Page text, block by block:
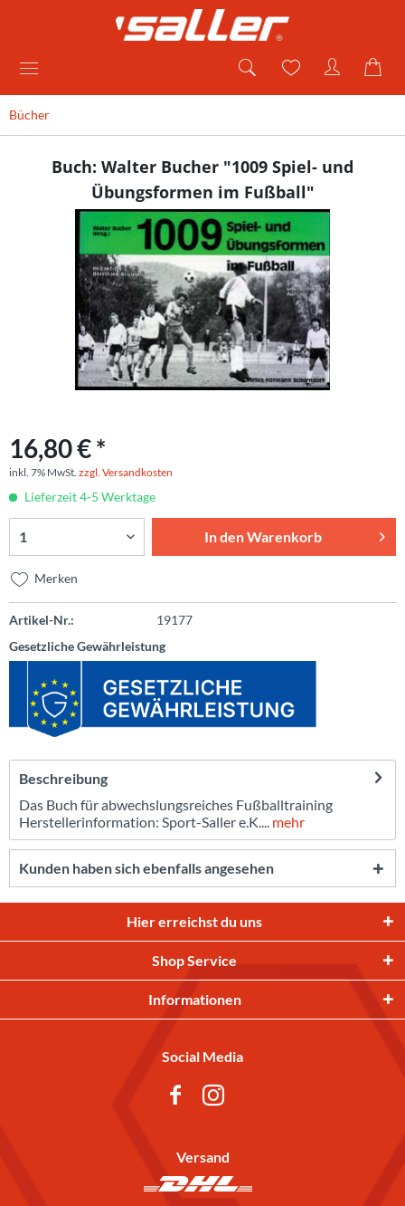
Bücher
Buch: Walter Bucher "1009 Spiel- und
Übungsformen im Fußball"
16,80 € *
inkl. 7% MwSt. zzgl. Versandkosten
Lieferzeit 4-5 Werktage
In denWarenkorb
Merken
Artikel-Nr.:
19177
Gesetzliche Gewährleistung
Beschreibung
Das Buch für abwechslungsreiches Fußballtraining
Herstellerinformation: Sport-Saller e.K.... mehr
Kunden haben sich ebenfalls angesehen
Hier erreichst du uns
Shop Service
Informationen
Social Media
Versand